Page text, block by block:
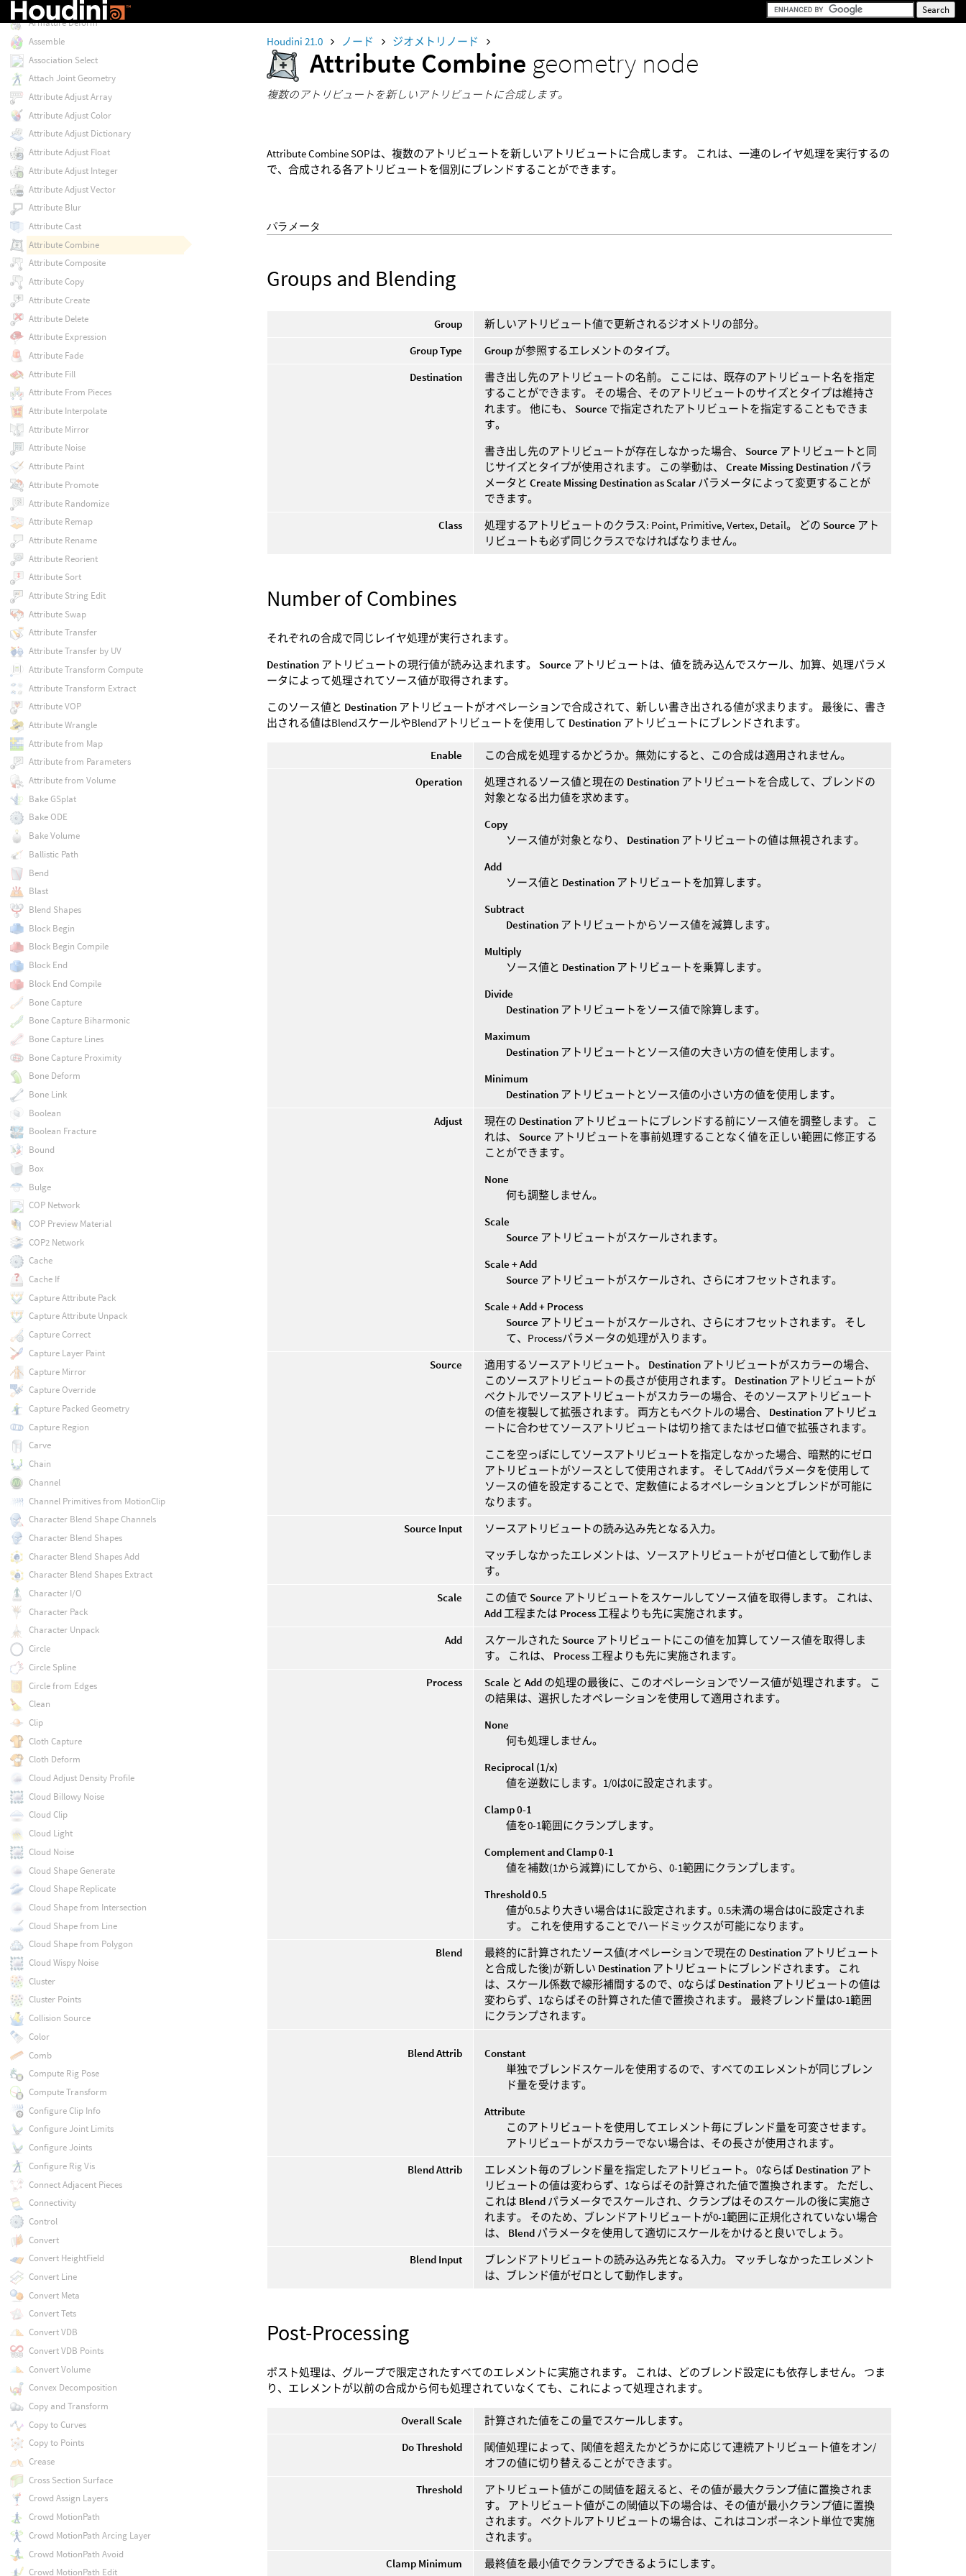
Houdini 21.0 ノード ジオメトリノード
Attribute Combine geometry node
複数のアトリビュートを新しいアトリビュートに合成します。
Attribute Combine SOPは、複数のアトリビュートを新しいアトリビュートに合成します。 これは、一連のレイヤ処理を実行するの
で、合成される各アトリビュートを個別にブレンドすることができます。
パラメータ
Groups and Blending
Group
新しいアトリビュート値で更新されるジオメトリの部分。
Group Type
Group が参照するエレメントのタイプ。
Destination
書き出し先のアトリビュートの名前。 ここには、既存のアトリビュート名を指定
することができます。 その場合、そのアトリビュートのサイズとタイプは維持さ
れます。 他にも、 Source で指定されたアトリビュートを指定することもできま
す。
書き出し先のアトリビュートが存在しなかった場合、 Source アトリビュートと同
じサイズとタイプが使用されます。 この挙動は、Create Missing Destination パラ
メータとCreate Missing Destination as Scalar パラメータによって変更することが
できます。
Class
処理するアトリビュートのクラス: Point, Primitive, Vertex, Detail。 どの Source アト
リビュートも必ず同じクラスでなければなりません。
Number of Combines
それぞれの合成で同じレイヤ処理が実行されます。
Destination アトリビュートの現行値が読み込まれます。 Source アトリビュートは、値を読み込んでスケール、加算、処理パラメ
ータによって処理されてソース値が取得されます。
このソース値と Destination アトリビュートがオペレーションで合成されて、新しい書き出される値が求まります。 最後に、書き
出される値はBlendスケールやBlendアトリビュートを使用して Destination アトリビュートにブレンドされます。
Enable
この合成を処理するかどうか。無効にすると、この合成は適用されません。
Operation
処理されるソース値と現在の Destination アトリビュートを合成して、ブレンドの
対象となる出力値を求めます。
Copy
ソース値が対象となり、 Destination アトリビュートの値は無視されます。
Add
ソース値と Destination アトリビュートを加算します。
Subtract
Destination アトリビュートからソース値を減算します。
Multiply
ソース値と Destination アトリビュートを乗算します。
Divide
Destination アトリビュートをソース値で除算します。
Maximum
Destination アトリビュートとソース値の大きい方の値を使用します。
Minimum
Destination アトリビュートとソース値の小さい方の値を使用します。
Adjust
現在の Destination アトリビュートにブレンドする前にソース値を調整します。 こ
れは、 Source アトリビュートを事前処理することなく値を正しい範囲に修正する
ことができます。
None
何も調整しません。
Scale
Source アトリビュートがスケールされます。
Scale + Add
Source アトリビュートがスケールされ、さらにオフセットされます。
Scale + Add + Process
Source アトリビュートがスケールされ、さらにオフセットされます。 そし
て、Processパラメータの処理が入ります。
Source
適用するソースアトリビュート。 Destination アトリビュートがスカラーの場合、
このソースアトリビュートの長さが使用されます。 Destination アトリビュートが
ベクトルでソースアトリビュートがスカラーの場合、そのソースアトリビュート
の値を複製して拡張されます。 両方ともベクトルの場合、 Destination アトリビュ
ートに合わせてソースアトリビュートは切り捨てまたはゼロ値で拡張されます。
ここを空っぽにしてソースアトリビュートを指定しなかった場合、暗黙的にゼロ
アトリビュートがソースとして使用されます。 そしてAddパラメータを使用して
ソースの値を設定することで、定数値によるオペレーションとブレンドが可能に
なります。
Source Input
ソースアトリビュートの読み込み先となる入力。
マッチしなかったエレメントは、ソースアトリビュートがゼロ値として動作しま
す。
Scale
この値で Source アトリビュートをスケールしてソース値を取得します。 これは、
Add 工程または Process 工程よりも先に実施されます。
Add
スケールされた Source アトリビュートにこの値を加算してソース値を取得しま
す。 これは、 Process 工程よりも先に実施されます。
Process
Scale とAdd の処理の最後に、このオペレーションでソース値が処理されます。 こ
の結果は、選択したオペレーションを使用して適用されます。
None
何も処理しません。
Reciprocal (1/x)
値を逆数にします。1/0は0に設定されます。
Clamp 0-1
値を0-1範囲にクランプします。
Complement and Clamp 0-1
値を補数(1から減算)にしてから、0-1範囲にクランプします。
Threshold 0.5
値が0.5より大きい場合は1に設定されます。0.5未満の場合は0に設定されま
す。 これを使用することでハードミックスが可能になります。
Blend
最終的に計算されたソース値(オペレーションで現在の Destination アトリビュート
と合成した後)が新しい Destination アトリビュートにブレンドされます。 これ
は、スケール係数で線形補間するので、0ならば Destination アトリビュートの値は
変わらず、1ならばその計算された値で置換されます。 最終ブレンド量は0-1範囲
にクランプされます。
Blend Attrib
Constant
単独でブレンドスケールを使用するので、すべてのエレメントが同じブレン
ド量を受けます。
Attribute
このアトリビュートを使用してエレメント毎にブレンド量を可変させます。
アトリビュートがスカラーでない場合は、その長さが使用されます。
Blend Attrib
エレメント毎のブレンド量を指定したアトリビュート。 0ならば Destination アト
リビュートの値は変わらず、1ならばその計算された値で置換されます。 ただし、
これは Blend パラメータでスケールされ、クランプはそのスケールの後に実施さ
れます。 そのため、ブレンドアトリビュートが0-1範囲に正規化されていない場合
は、 Blend パラメータを使用して適切にスケールをかけると良いでしょう。
Blend Input
ブレンドアトリビュートの読み込み先となる入力。 マッチしなかったエレメント
は、ブレンド値がゼロとして動作します。
Post-Processing
ポスト処理は、グループで限定されたすべてのエレメントに実施されます。 これは、どのブレンド設定にも依存しません。 つま
り、エレメントが以前の合成から何も処理されていなくても、これによって処理されます。
Overall Scale
計算された値をこの量でスケールします。
Do Threshold
閾値処理によって、閾値を超えたかどうかに応じて連続アトリビュート値をオン/
オフの値に切り替えることができます。
Threshold
アトリビュート値がこの閾値を超えると、その値が最大クランプ値に置換されま
す。 アトリビュート値がこの閾値以下の場合は、その値が最小クランプ値に置換
されます。 ベクトルアトリビュートの場合は、これはコンポーネント単位で実施
されます。
Clamp Minimum
最終値を最小値でクランプできるようにします。
Armature Capture
Armature Deform
Assemble
Association Select
Attach Joint Geometry
Attribute Adjust Array
Attribute Adjust Color
Attribute Adjust Dictionary
Attribute Adjust Float
Attribute Adjust Integer
Attribute Adjust Vector
Attribute Blur
Attribute Cast
Attribute Combine
Attribute Composite
Attribute Copy
Attribute Create
Attribute Delete
Attribute Expression
Attribute Fade
Attribute Fill
Attribute From Pieces
Attribute Interpolate
Attribute Mirror
Attribute Noise
Attribute Paint
Attribute Promote
Attribute Randomize
Attribute Remap
Attribute Rename
Attribute Reorient
Attribute Sort
Attribute String Edit
Attribute Swap
Attribute Transfer
Attribute Transfer by UV
Attribute Transform Compute
Attribute Transform Extract
Attribute VOP
Attribute Wrangle
Attribute from Map
Attribute from Parameters
Attribute from Volume
Bake GSplat
Bake ODE
Bake Volume
Ballistic Path
Bend
Blast
Blend Shapes
Block Begin
Block Begin Compile
Block End
Block End Compile
Bone Capture
Bone Capture Biharmonic
Bone Capture Lines
Bone Capture Proximity
Bone Deform
Bone Link
Boolean
Boolean Fracture
Bound
Box
Bulge
COP Network
COP Preview Material
COP2 Network
Cache
Cache If
Capture Attribute Pack
Capture Attribute Unpack
Capture Correct
Capture Layer Paint
Capture Mirror
Capture Override
Capture Packed Geometry
Capture Region
Carve
Chain
Channel
Channel Primitives from MotionClip
Character Blend Shape Channels
Character Blend Shapes
Character Blend Shapes Add
Character Blend Shapes Extract
Character I/O
Character Pack
Character Unpack
Circle
Circle Spline
Circle from Edges
Clean
Clip
Cloth Capture
Cloth Deform
Cloud Adjust Density Profile
Cloud Billowy Noise
Cloud Clip
Cloud Light
Cloud Noise
Cloud Shape Generate
Cloud Shape Replicate
Cloud Shape from Intersection
Cloud Shape from Line
Cloud Shape from Polygon
Cloud Wispy Noise
Cluster
Cluster Points
Collision Source
Color
Comb
Compute Rig Pose
Compute Transform
Configure Clip Info
Configure Joint Limits
Configure Joints
Configure Rig Vis
Connect Adjacent Pieces
Connectivity
Control
Convert
Convert HeightField
Convert Line
Convert Meta
Convert Tets
Convert VDB
Convert VDB Points
Convert Volume
Convex Decomposition
Copy and Transform
Copy to Curves
Copy to Points
Crease
Cross Section Surface
Crowd Assign Layers
Crowd MotionPath
Crowd MotionPath Arcing Layer
Crowd MotionPath Avoid
Crowd MotionPath Edit